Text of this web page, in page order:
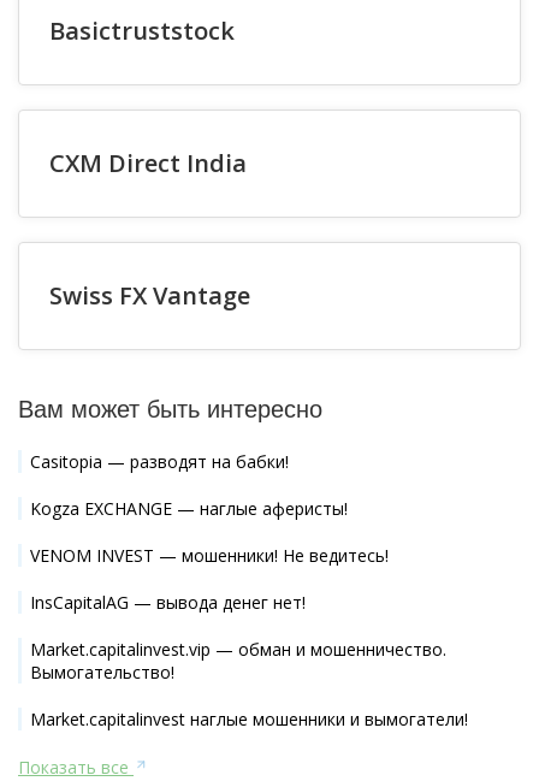
Basictruststock
CXM Direct India
Swiss FX Vantage
Вам может быть интересно
Casitopia — разводят на бабки!
Kogza EXCHANGE — наглые аферисты!
VENOM INVEST — мошенники! Не ведитесь!
InsCapitalAG — вывода денег нет!
Market.capitalinvest.vip — обман и мошенничество.
Вымогательство!
Market.capitalinvest наглые мошенники и вымогатели!
Показать все